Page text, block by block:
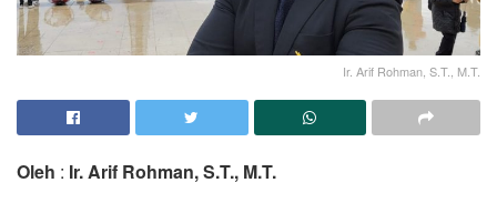
Ir. Arif Rohman, S.T., M.T.
Oleh : Ir. Arif Rohman, S.T., M.T.